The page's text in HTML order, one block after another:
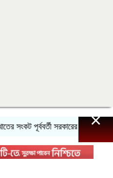
পূর্ববর্তী সরকারের ব্যর্থতার ফল
×